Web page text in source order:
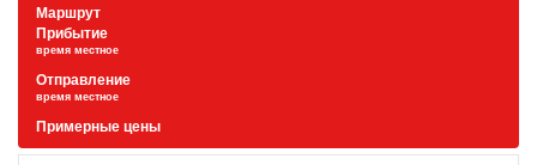
Маршрут
Прибытие
время местное
Отправление
время местное
Примерные цены